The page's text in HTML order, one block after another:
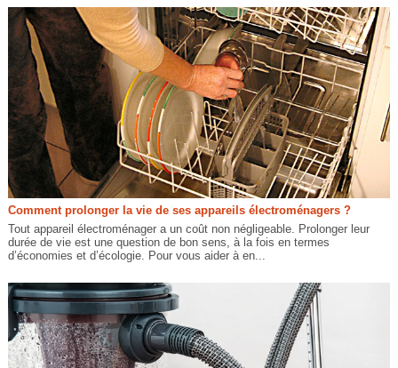
Comment prolonger la vie de ses appareils électroménagers ?
Tout appareil électroménager a un coût non négligeable. Prolonger leur
durée de vie est une question de bon sens, à la fois en termes
d’économies et d’écologie. Pour vous aider à en...